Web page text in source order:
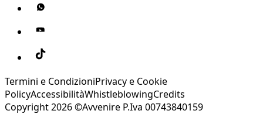
Termini e CondizioniPrivacy e Cookie
PolicyAccessibilitàWhistleblowingCredits
Copyright 2026 ©Avvenire P.Iva 00743840159